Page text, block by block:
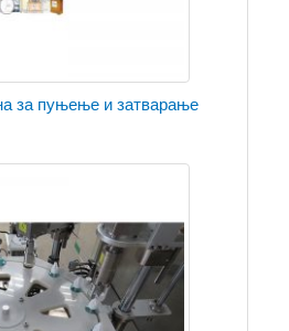
за пуњење и затварање